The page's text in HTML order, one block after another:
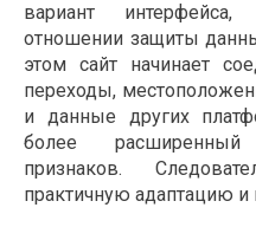
вариант
отношении защиты
этом сайт начинает
переходы,
и данные других
более
признаков.
практичную адаптацию и